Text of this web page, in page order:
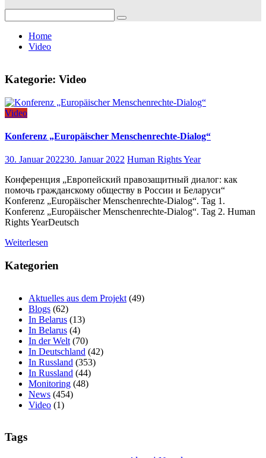
for:
Home
Video
Kategorie: Video
Video
Konferenz „Europäischer Menschenrechte-Dialog“
30. Januar 202230. Januar 2022 Human Rights Year
Конференция „Европейский правозащитный диалог: как
помочь гражданскому обществу в России и Беларуси“
Konferenz „Europäischer Menschenrechte-Dialog“. Tag 1.
Konferenz „Europäischer Menschenrechte-Dialog“. Tag 2. Human
Rights YearDeutsch
Weiterlesen
Kategorien
Aktuelles aus dem Projekt (49)
Blogs (62)
In Belarus (13)
In Belarus (4)
In der Welt (70)
In Deutschland (42)
In Russland (353)
In Russland (44)
Monitoring (48)
News (454)
Video (1)
Tags